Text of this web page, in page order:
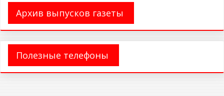
Архив выпусков газеты
Полезные телефоны